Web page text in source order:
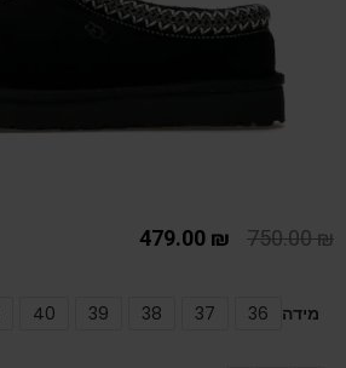
750.00₪
479.00 ₪
מידה 36
37
38
39
40